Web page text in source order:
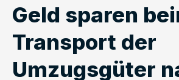
Geld sparen
Transport der
Umzugsgüter